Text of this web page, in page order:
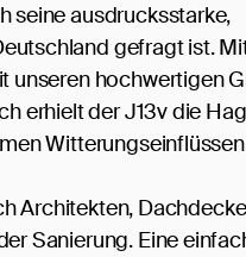
seine ausdrucksstarke,
gefragt ist.
hochwertigen
erhielt der J13v die
Architekten,
Sanierung. Eine